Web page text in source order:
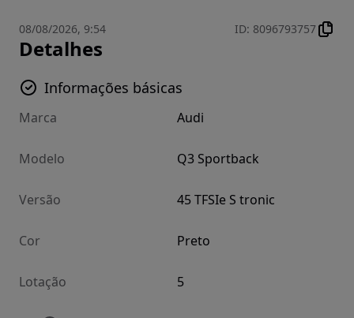
08/08/2026, 9:54 ID: 8096793757
Detalhes
Informações básicas
Marca Audi
Modelo Q3 Sportback
Versão 45 TFSIe S tronic
Cor Preto
Lotação 5